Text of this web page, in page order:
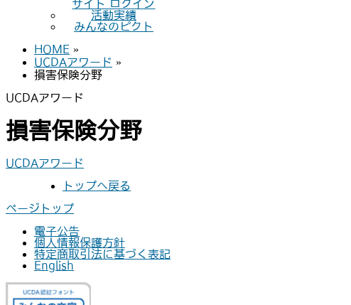
サイト ログイン
活動実績
みんなのピクト
HOME »
UCDAアワード »
損害保険分野
UCDAアワード
損害保険分野
UCDAアワード
トップへ戻る
ページトップ
電子公告
個人情報保護方針
特定商取引法に基づく表記
English